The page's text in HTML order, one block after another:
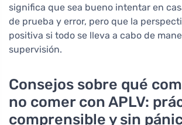
significa que sea bueno intentar en
de prueba y error, pero que la
positiva si todo se lleva a cabo de
supervisión.
Consejos sobre qué
no comer con APLV:
comprensible y sin